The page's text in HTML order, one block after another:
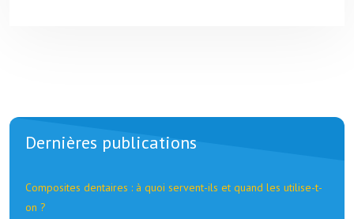
Dernières publications
Composites dentaires : à quoi servent-ils et quand les utilise-t-
on ?